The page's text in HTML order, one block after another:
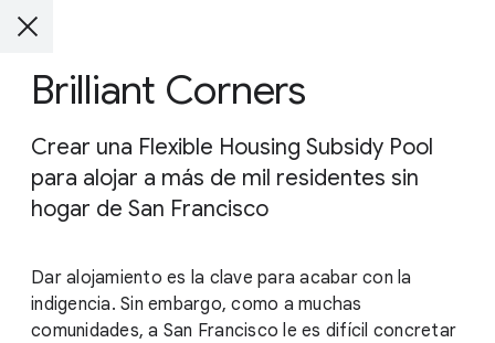
Brilliant Corners
Crear una Flexible Housing Subsidy Pool
para alojar a más de mil residentes sin
hogar de San Francisco
Dar alojamiento es la clave para acabar con la
indigencia. Sin embargo, como a muchas
comunidades, a San Francisco le es difícil concretar